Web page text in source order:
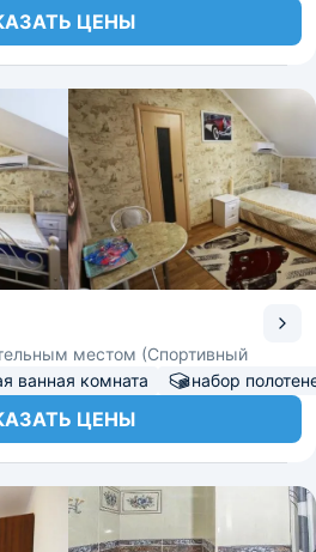
ЦЕНЫ
местом (Спортивный
ванная комната набор
ЦЕНЫ